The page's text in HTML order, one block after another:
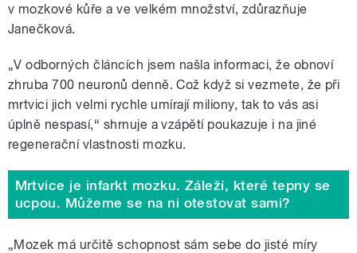
v mozkové kůře a ve velkém množství, zdůrazňuje
Janečková.
„V odborných článcích jsem našla informaci, že obnoví
zhruba 700 neuronů denně. Což když si vezmete, že při
mrtvici jich velmi rychle umírají miliony, tak to vás asi
úplně nespasí,“ shrnuje a vzápětí poukazuje i na jiné
regenerační vlastnosti mozku.
Mrtvice je infarkt mozku. Záleží, které tepny se
ucpou. Můžeme se na ni otestovat sami?
„Mozek má určitě schopnost sám sebe do jisté míry